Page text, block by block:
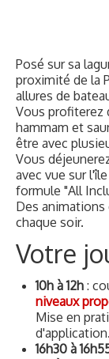
être avec
Vous
avec vue sur
formule "All
Des
chaque soir.
Votre
10h à 12h:
niveaux
Mise en
d'application.
16h30 à
17h à 20h:
(chaque
Résultats
à l'apéritif:
après dîner: